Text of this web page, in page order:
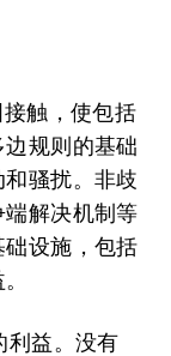
触，使包括
规则的基础
和骚扰。非歧
解决机制等
设施，包括
利益。没有